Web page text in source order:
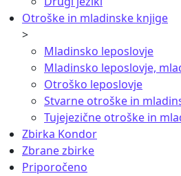
Otroške in mladinske knjige
>
Mladinsko leposlovje
Mladinsko leposlovje,
Otroško leposlovje
Stvarne otroške in
Tujejezične otroške in
Zbirka Kondor
Zbrane zbirke
Priporočeno